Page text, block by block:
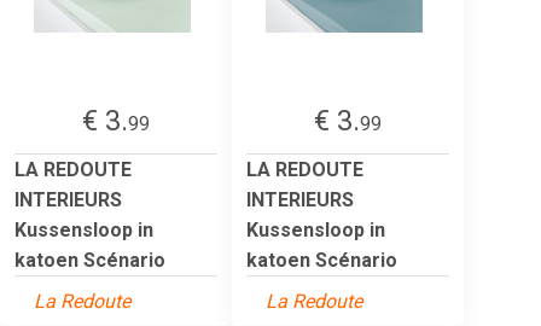
€ 3.99
LA REDOUTE
INTERIEURS
Kussensloop in
katoen Scénario
La Redoute
€ 3.99
LA REDOUTE
INTERIEURS
Kussensloop in
katoen Scénario
La Redoute